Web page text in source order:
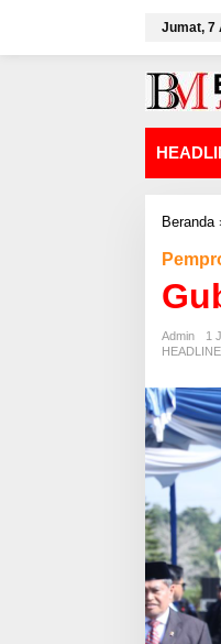
w
Jumat, 7
Beranda
Admin
1
HEADLINE